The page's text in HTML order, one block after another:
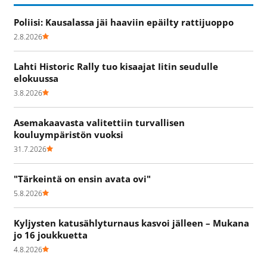
Poliisi: Kausalassa jäi haaviin epäilty rattijuoppo
2.8.2026
Lahti Historic Rally tuo kisaajat Iitin seudulle
elokuussa
3.8.2026
Asemakaavasta valitettiin turvallisen
kouluympäristön vuoksi
31.7.2026
"Tärkeintä on ensin avata ovi"
5.8.2026
Kyljysten katusählyturnaus kasvoi jälleen – Mukana
jo 16 joukkuetta
4.8.2026